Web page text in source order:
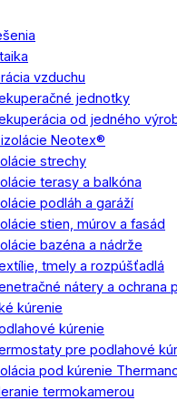
vzduchu
jednotky
od jedného
Neotex®
strechy
terasy a balkóna
podláh a garáží
stien, múrov a fasád
bazéna a nádrže
tmely a rozpúšťadlá
nátery a ochrana
kúrenie
kúrenie
pre podlahové
pod kúrenie
termokamerou